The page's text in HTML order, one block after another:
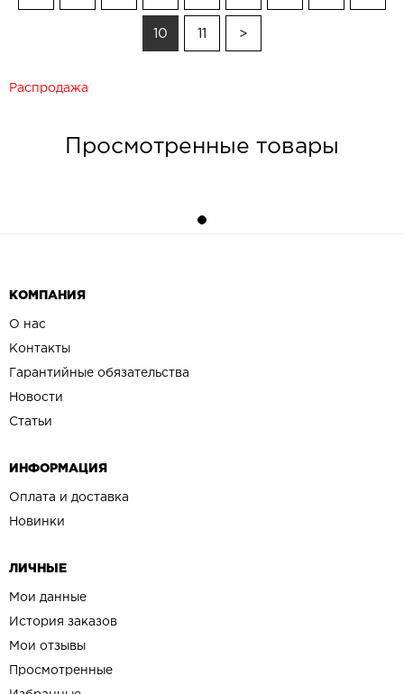
10 >
Распродажа
Просмотренные товары
КОМПАНИЯ
О нас
Контакты
Гарантийные обязательства
Новости
Статьи
ИНФОРМАЦИЯ
Оплата и доставка
Новинки
ЛИЧНЫЕ
Мои данные
История заказов
Мои отзывы
Просмотренные